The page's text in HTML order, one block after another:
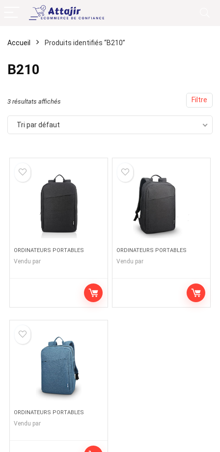
Accueil Produits identifiés “B210”
B210
Filtre
3 résultats affichés
Tri par défaut
ORDINATEURS PORTABLES
Vendu par
ORDINATEURS PORTABLES
Vendu par
ORDINATEURS PORTABLES
Vendu par